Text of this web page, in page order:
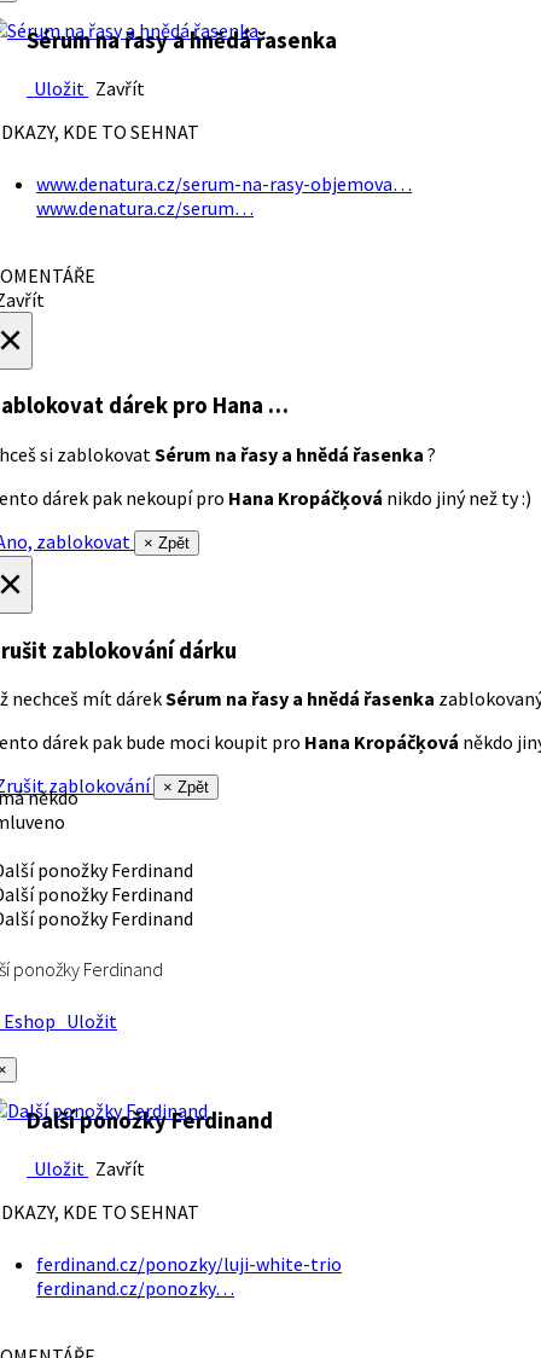
Sérum na řasy a hnědá řasenka
Uložit Zavřít
KDE TO SEHNAT
www.denatura.cz/serum-na-rasy-objemova…
www.denatura.cz/serum…
dárek pro Hana …
si zablokovatSérum na řasy a hnědá řasenka ?
dárek pak nekoupí pro Hana Kropáčķová nikdo jiný než ty :)
zablokovat
× Zpět
zablokování dárku
nechceš mít dárekSérum na řasy a hnědá řasenka
dárek pak bude moci koupit pro Hana Kropáčķová někdo
zablokování
× Zpět
někdo
ponožky Ferdinand
Uložit
Další ponožky Ferdinand
Uložit Zavřít
KDE TO SEHNAT
ferdinand.cz/ponozky/luji-white-trio
ferdinand.cz/ponozky…